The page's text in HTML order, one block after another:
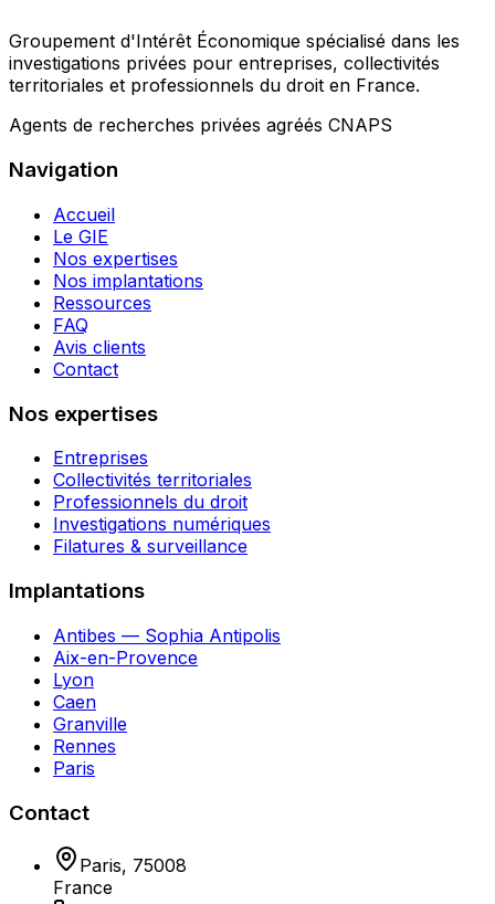
Groupement d'Intérêt Économique spécialisé dans les
investigations privées pour entreprises, collectivités
territoriales et professionnels du droit en France.
Agents de recherches privées agréés CNAPS
Navigation
Accueil
Le GIE
Nos expertises
Nos implantations
Ressources
FAQ
Avis clients
Contact
Nos expertises
Entreprises
Collectivités territoriales
Professionnels du droit
Investigations numériques
Filatures & surveillance
Implantations
Antibes — Sophia Antipolis
Aix-en-Provence
Lyon
Caen
Granville
Rennes
Paris
Contact
Paris, 75008
France